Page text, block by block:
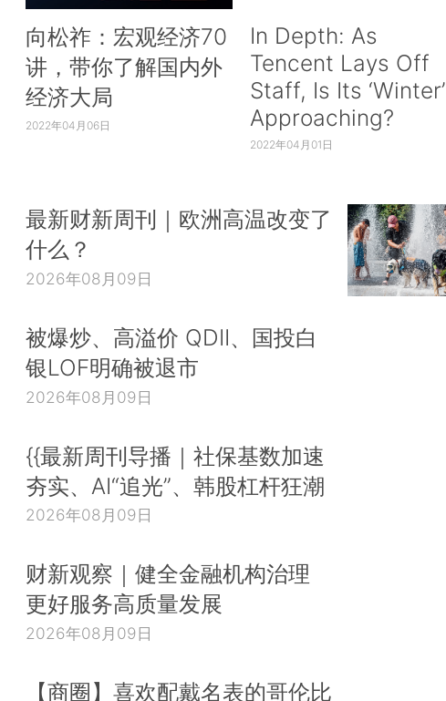
向松祚：宏观经济70
讲，带你了解国内外
经济大局
2022年04月06日
In Depth: As
Tencent Lays Off
Staff, Is Its ‘Winter’
Approaching?
2022年04月01日
最新财新周刊｜欧洲高温改变了
什么？
2026年08月09日
被爆炒、高溢价 QDII、国投白
银LOF明确被退市
2026年08月09日
{{最新周刊导播｜社保基数加速
夯实、AI“追光”、韩股杠杆狂潮
2026年08月09日
财新观察｜健全金融机构治理
更好服务高质量发展
2026年08月09日
【商圈】喜欢配戴名表的哥伦比